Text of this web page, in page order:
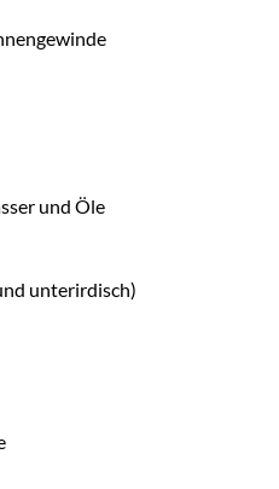
und Öle
unterirdisch)